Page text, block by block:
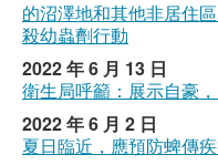
的沼澤地和其他非居住
殺幼蟲劑行動
2022 年 6 月 13 日
衛生局呼籲：展示自豪
2022 年 6 月 2 日
夏日臨近，應預防蜱傳